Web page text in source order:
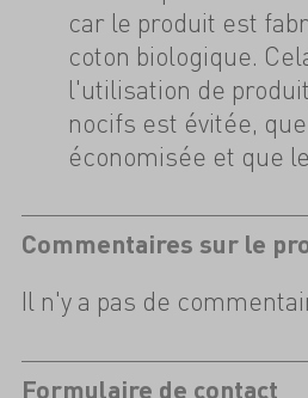
car le produit est
coton biologique.
l'utilisation de
nocifs est évitée,
économisée et que
Commentaires sur le
Il n'y a pas de
Formulaire de contact